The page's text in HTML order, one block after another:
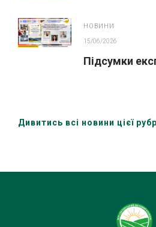
НОВИНИ
15/06/2026
Підсумки
Дивитись всі новини цієї